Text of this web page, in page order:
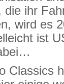
die ihr
wird es
ist
Classics